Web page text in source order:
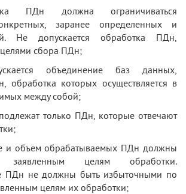
ПДн должна ограничиваться
заранее определенных и
Не допускается обработка ПДн,
сбора ПДн;
объединение баз данных,
обработка которых осуществляется в
между собой;
только ПДн, которые отвечают
и объем обрабатываемых ПДн должны
заявленным целям обработки.
ПДн не должны быть избыточными по
целям их обработки;